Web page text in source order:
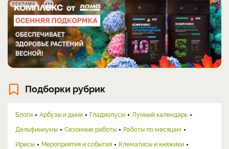
РЕКЛАМА
Подборки рубрик
Блоги Арбузы и дыни Гладиолусы
Лунный календарь
Дельфиниумы
Сезонные работы
Работы по месяцам
Ирисы
Мероприятия и события
Клематисы и княжики